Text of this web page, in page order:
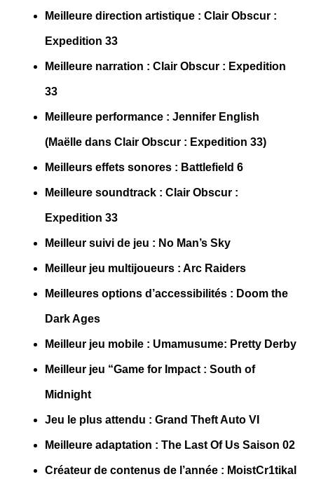
Meilleure direction artistique : Clair Obscur :
Expedition 33
Meilleure narration : Clair Obscur : Expedition
33
Meilleure performance : Jennifer English
(Maëlle dans Clair Obscur : Expedition 33)
Meilleurs effets sonores : Battlefield 6
Meilleure soundtrack : Clair Obscur :
Expedition 33
Meilleur suivi de jeu : No Man’s Sky
Meilleur jeu multijoueurs : Arc Raiders
Meilleures options d’accessibilités : Doom the
Dark Ages
Meilleur jeu mobile : Umamusume: Pretty Derby
Meilleur jeu “Game for Impact : South of
Midnight
Jeu le plus attendu : Grand Theft Auto VI
Meilleure adaptation : The Last Of Us Saison 02
Créateur de contenus de l’année : MoistCr1tikal